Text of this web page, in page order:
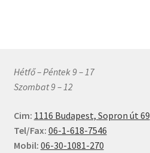
Hétfő – Péntek 9 – 17
Szombat 9 – 12
Cim: 1116 Budapest, Sopron út 69
Tel/Fax: 06-1-618-7546
Mobil: 06-30-1081-270